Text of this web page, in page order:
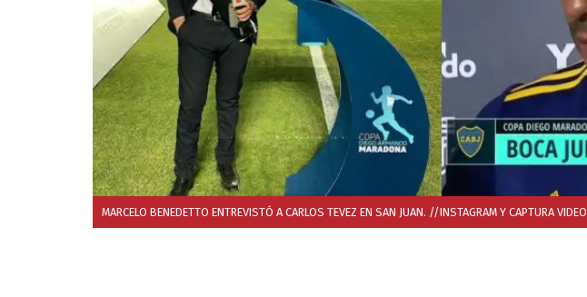
MARCELO BENEDETTO ENTREVISTÓ A CARLOS TEVEZ EN SAN JUAN. //INSTAGRAM Y CAPTURA VIDEO